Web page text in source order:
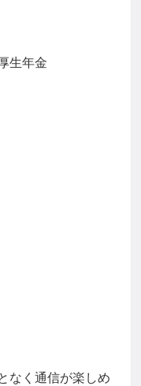
生年金
なく通信が楽しめ